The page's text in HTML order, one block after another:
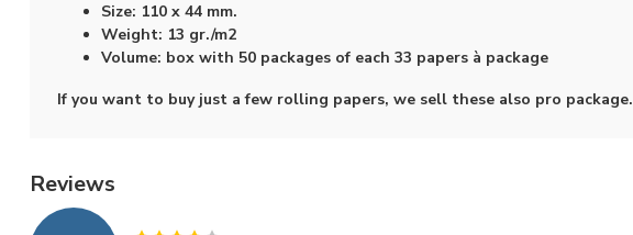
Size: 110 x 44 mm.
Weight: 13 gr./m2
Volume: box with 50 packages of each 33 papers à package
If you want to buy just a few rolling papers, we sell these also pro package.
Reviews